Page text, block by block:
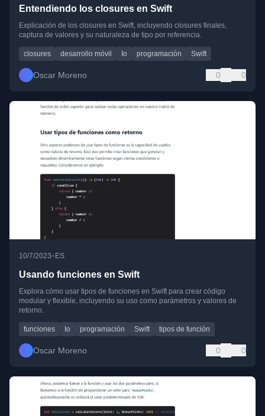
Entendiendo los closures en Swift
Explicación de los closures en Swift, incluyendo closures finales,
captura de valores y su naturaleza de tipo por referencia.
closures desarrollo móvil Io programación Swift
Oscar Moreno 0 0
10/7/2023• ES
Usando funciones en Swift
Explora cómo usar tipos de funciones en Swift para crear código
modular y flexible, incluyendo su uso como parámetros y valores de
retorno.
funciones Io programación Swift tipos de función
Oscar Moreno 0 0